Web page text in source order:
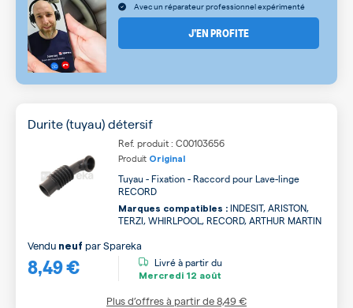
Avec un réparateur professionnel expérimenté
J’EN PROFITE
Durite (tuyau) détersif
Ref. produit : C00103656
Produit Original
Tuyau - Fixation - Raccord pour Lave-linge
RECORD
Marques compatibles : INDESIT, ARISTON,
TERZI, WHIRLPOOL, RECORD, ARTHUR MARTIN
8,49 €
Vendu neuf parSpareka
Livré à partir du
Mercredi 12 août
Plus d’offres à partir de8,49 €